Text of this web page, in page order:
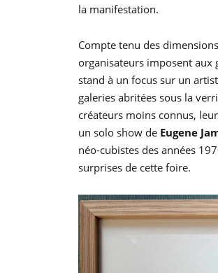
la manifestation.
Compte tenu des
organisateurs imposent aux
stand à un focus sur un
galeries abritées sous la
créateurs moins connus,
un solo show de Eugene
néo-cubistes des années
surprises de cette foire.